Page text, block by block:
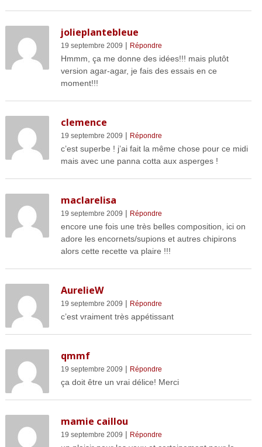
jolieplantebleue
19 septembre 2009 | Répondre
Hmmm, ça me donne des idées!!! mais plutôt
version agar-agar, je fais des essais en ce
moment!!!
clemence
19 septembre 2009 | Répondre
c’est superbe ! j’ai fait la même chose pour ce midi
mais avec une panna cotta aux asperges !
maclarelisa
19 septembre 2009 | Répondre
encore une fois une très belles composition, ici on
adore les encornets/supions et autres chipirons
alors cette recette va plaire !!!
AurelieW
19 septembre 2009 | Répondre
c’est vraiment très appétissant
qmmf
19 septembre 2009 | Répondre
ça doit être un vrai délice! Merci
mamie caillou
19 septembre 2009 | Répondre